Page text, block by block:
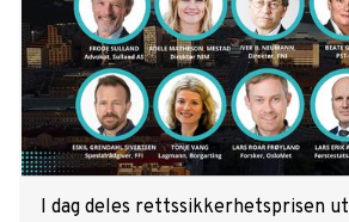
I dag deles rettssikkerhetsprisen ut